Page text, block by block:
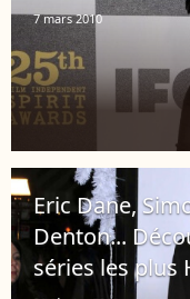
7 mars 2010
Eric Dane,
Denton...
séries les plus